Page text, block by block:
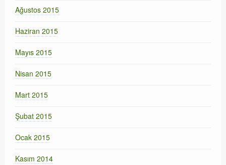
Ağustos 2015
Haziran 2015
Mayıs 2015
Nisan 2015
Mart 2015
Şubat 2015
Ocak 2015
Kasım 2014